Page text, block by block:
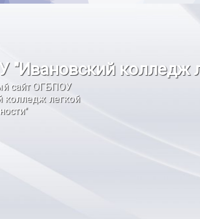
"Ивановский колледж
сайт ОГБПОУ
колледж легкой